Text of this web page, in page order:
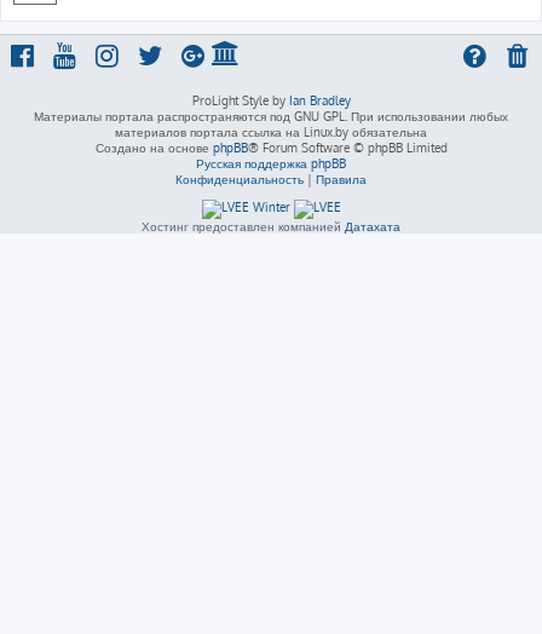
ProLight Style by Ian Bradley
Материалы портала распространяются под GNU GPL. При использовании любых
материалов портала ссылка на Linux.by обязательна
Создано на основе phpBB® Forum Software © phpBB Limited
Русская поддержка phpBB
Конфиденциальность | Правила
Хостинг предоставлен компанией Датахата